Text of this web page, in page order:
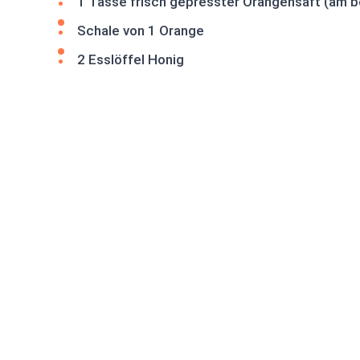
Schale von 1 Orange
2 Esslöffel Honig